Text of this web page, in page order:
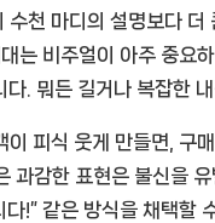
천 마디의 설명보다 더
는 비주얼이 아주 중요
. 뭐든 길거나 복잡한
피식 웃게 만들면, 구
과감한 표현은 불신을
!” 같은 방식을 채택할